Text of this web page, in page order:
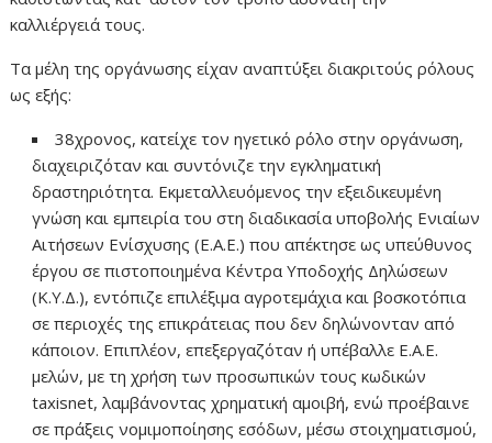
καλλιέργειά τους.
Τα μέλη της οργάνωσης είχαν αναπτύξει διακριτούς ρόλους
ως εξής:
38χρονος, κατείχε τον ηγετικό ρόλο στην οργάνωση,
διαχειριζόταν και συντόνιζε την εγκληματική
δραστηριότητα. Εκμεταλλευόμενος την εξειδικευμένη
γνώση και εμπειρία του στη διαδικασία υποβολής Ενιαίων
Αιτήσεων Ενίσχυσης (Ε.Α.Ε.) που απέκτησε ως υπεύθυνος
έργου σε πιστοποιημένα Κέντρα Υποδοχής Δηλώσεων
(Κ.Υ.Δ.), εντόπιζε επιλέξιμα αγροτεμάχια και βοσκοτόπια
σε περιοχές της επικράτειας που δεν δηλώνονταν από
κάποιον. Επιπλέον, επεξεργαζόταν ή υπέβαλλε Ε.Α.Ε.
μελών, με τη χρήση των προσωπικών τους κωδικών
taxisnet, λαμβάνοντας χρηματική αμοιβή, ενώ προέβαινε
σε πράξεις νομιμοποίησης εσόδων, μέσω στοιχηματισμού,